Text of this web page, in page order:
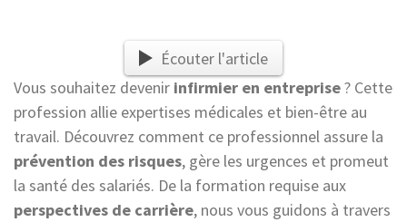
Écouter l'article
Vous souhaitez devenir infirmier en entreprise? Cette
profession allie expertises médicales et bien-être au
travail. Découvrez comment ce professionnel assure la
prévention des risques, gère les urgences et promeut
la santé des salariés. De la formation requise aux
perspectives de carrière, nous vous guidons à travers